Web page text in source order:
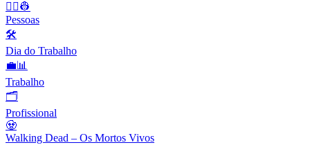
👨‍✈️👷
Pessoas
🛠
Dia do Trabalho
💼📊
Trabalho
🗂
Profissional
🧟
Walking Dead – Os Mortos Vivos